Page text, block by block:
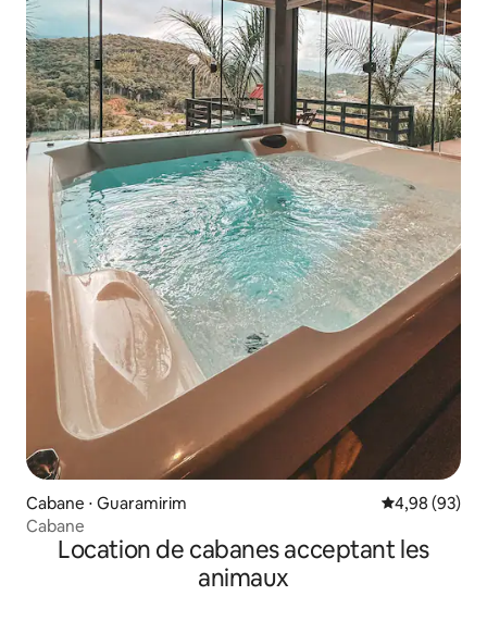
Cabane ⋅ Guaramirim Évaluation
4,98 (93)
Cabane
Location de cabanes acceptant les
animaux